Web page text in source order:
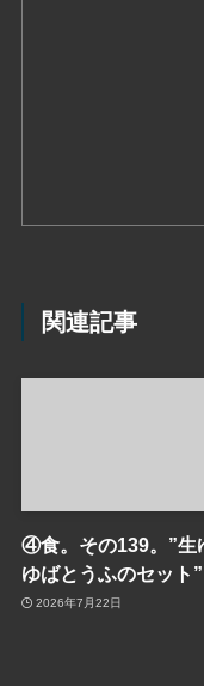
関連記事
④食。その139。”生
ゆばとうふのセット”
2026年7月22日